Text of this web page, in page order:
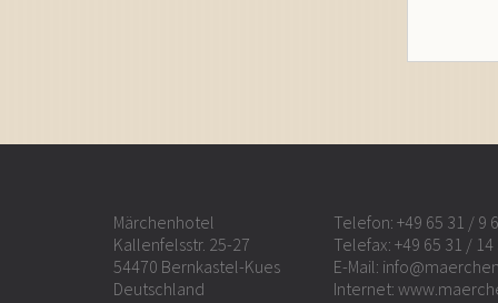
Märchenhotel
Kallenfelsstr. 25-27
54470 Bernkastel-Kues
Deutschland
Telefon: +49 65 31 / 9
Telefax: +49 65 31 / 14
E-Mail:
Internet: